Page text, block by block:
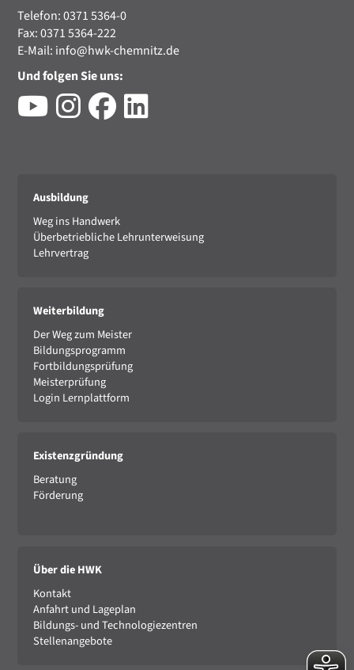
Telefon: 0371 5364-0
Fax: 0371 5364-222
E-Mail: info@hwk-chemnitz.de
Und folgen Sie uns:
Ausbildung
Weg ins Handwerk
Überbetriebliche Lehrunterweisung
Lehrvertrag
Weiterbildung
Der Weg zum Meister
Bildungsprogramm
Fortbildungsprüfung
Meisterprüfung
Login Lernplattform
Existenzgründung
Beratung
Förderung
Über die HWK
Kontakt
Anfahrt und Lageplan
Bildungs- und Technologiezentren
Stellenangebote